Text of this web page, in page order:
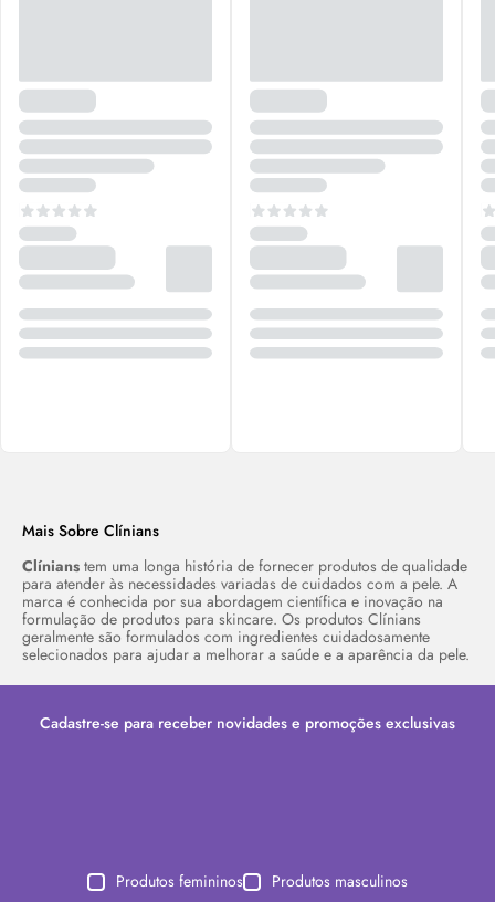
Mais Sobre Clínians
Clínianstem uma longa história de fornecer produtos de qualidade
para atender às necessidades variadas de cuidados com a pele. A
marca é conhecida por sua abordagem científica e inovação na
formulação de produtos paraskincare. Os produtos Clínians
geralmente são formulados com ingredientes cuidadosamente
selecionados para ajudar a melhorar a saúde e a aparência da pele.
Cadastre-se para receber novidades e promoções exclusivas
Produtos femininos Produtos masculinos